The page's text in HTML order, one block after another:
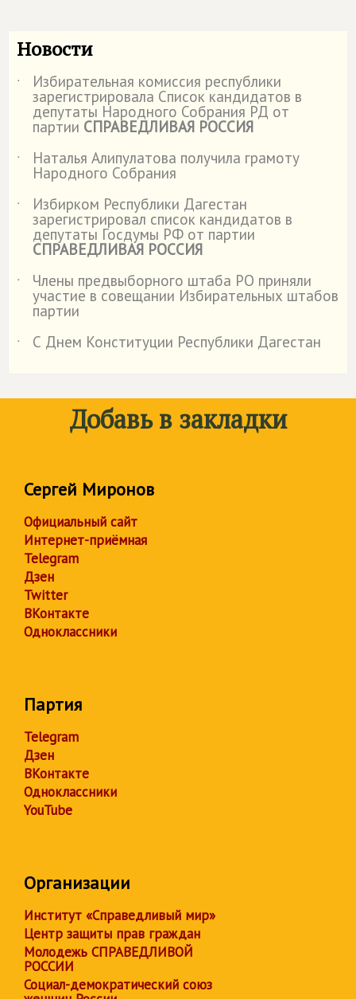
Новости
˙ Избирательная комиссия республики
зарегистрировала Список кандидатов в
депутаты Народного Собрания РД от
партии СПРАВЕДЛИВАЯ РОССИЯ
˙
Наталья Алипулатова получила грамоту
Народного Собрания
˙
Избирком Республики Дагестан
зарегистрировал список кандидатов в
депутаты Госдумы РФ от партии
СПРАВЕДЛИВАЯ РОССИЯ
˙
Члены предвыборного штаба РО приняли
участие в совещании Избирательных штабов
партии
˙
С Днем Конституции Республики Дагестан
Добавь в закладки
Сергей Миронов
Официальный сайт
Интернет-приёмная
Telegram
Дзен
Twitter
ВКонтакте
Одноклассники
Партия
Telegram
Дзен
ВКонтакте
Одноклассники
YouTube
Организации
Институт «Справедливый мир»
Центр защиты прав граждан
Молодежь СПРАВЕДЛИВОЙ
РОССИИ
Социал-демократический союз